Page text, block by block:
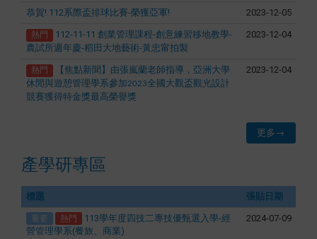
Maybe the
has
恭賀! 112系際盃排球比賽-榮獲亞軍! 2023-12-05
熱門
112-11-11 創業管理課程-創意練習移地教學-
農試所週年慶-稻田大地藝術-黃忠甯拍製
2023-12-04
熱門 【焦點新聞】由張嵐蘭老師指導， 亞洲大學
休閒與遊憩管理學系參加2023全國大觀盃觀光設計
競賽獲得特金獎最高榮譽獎
2023-12-04
更多→
產學研專區
標題 張貼日期
重要 熱門
113學年度四技二專技優甄選入學-經
營管理學系(餐旅、商業)
2024-07-09